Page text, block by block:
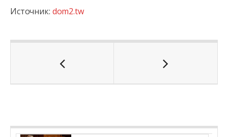
Источник: dom2.tw